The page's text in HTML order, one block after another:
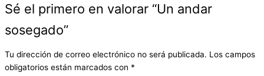
Sé el primero en valorar “Un andar
sosegado”
Tu dirección de correo electrónico no será publicada. Los campos
obligatorios están marcados con *